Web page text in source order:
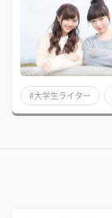
#大学生ライター